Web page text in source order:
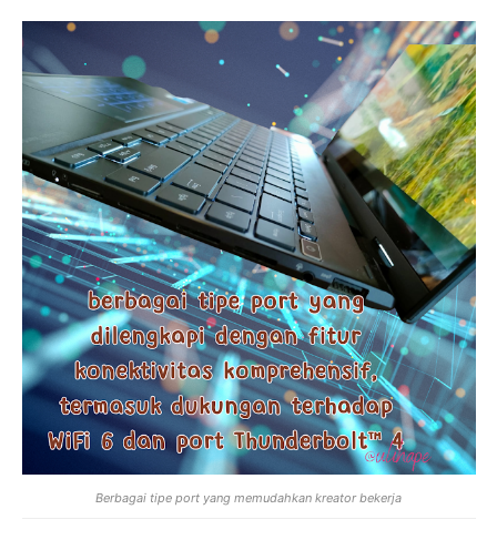
Berbagai tipe port yang memudahkan kreator bekerja